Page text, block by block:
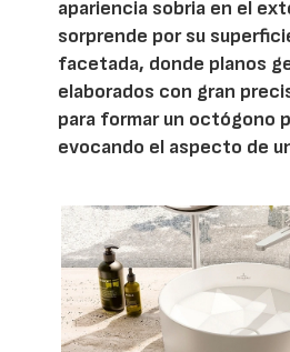
apariencia sobria en el
sorprende por su
facetada, donde planos
elaborados con gran
para formar un octógono
evocando el aspecto de